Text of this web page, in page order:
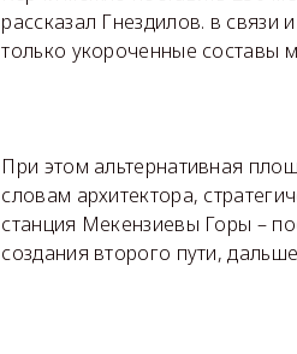
рассказал Гнездилов. в связи
только укороченные составы
При этом альтернативная
словам архитектора,
станция Мекензиевы Горы –
создания второго пути,